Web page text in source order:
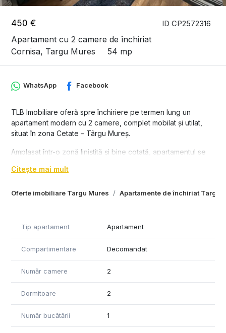
ID CP2572316
450 €
Apartament cu 2 camere de închiriat
Cornisa, Targu Mures
54 mp
Oferte imobiliare Targu Mures Apartamente de închiriat Targu
WhatsApp Facebook
TLB Imobiliare oferă spre închiriere pe termen lung un
apartament modern cu 2 camere, complet mobilat și utilat,
situat în zona Cetate – Târgu Mureș.
Amplasat într-o zonă liniștită și bine cotată, apartamentul se
studenți, cadre medicale sau oricine își dorește acces rapid
Bucătărie separată, complet utilată
Baie modernă, cu finisaje de calitate
Apartament luminos și aerisit, potrivit pentru o persoană sau
un cuplu
Dotări:
Citește mai mult
Tip apartament Apartament
Compartimentare Decomandat
Număr camere 2
Dormitoare 2
Număr bucătării 1